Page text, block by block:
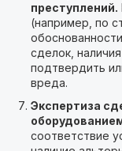
преступлений.
(например, по
сделок,
подтвердить
вреда.
Экспертиза
соответствие